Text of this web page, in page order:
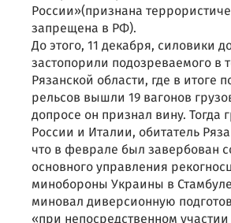
России»(признана
запрещена в РФ).
До этого, 11 декабря, силовики
застопорили подозреваемого в
Рязанской области, где в итоге
рельсов вышли 19 вагонов
допросе он признал вину. Тогда
России и Италии, обитатель
что в феврале был завербован
основного управления
минобороны Украины в
миновал диверсионную